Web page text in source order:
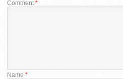
Comment*
Name *